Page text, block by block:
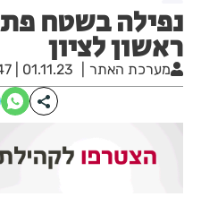
נפילה בשטח
ראשון לציון
מערכת האתר 01.11.23 | 16:47